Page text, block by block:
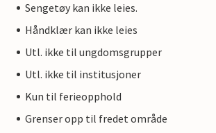
Sengetøy kan ikke leies.
Håndklær kan ikke leies
Utl. ikke til ungdomsgrupper
Utl. ikke til institusjoner
Kun til ferieopphold
Grenser opp til fredet område